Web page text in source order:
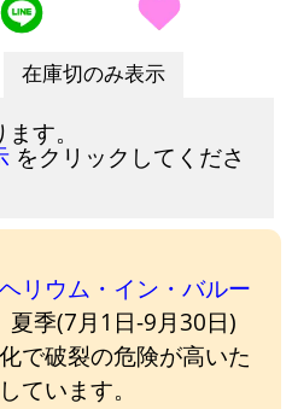
在庫切のみ表示
す。
をクリックしてくださ
リウム・イン・バルー
夏季(7月1日-9月30日)
で破裂の危険が高いた
ています。